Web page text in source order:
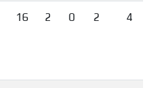
16 2 0 2 4